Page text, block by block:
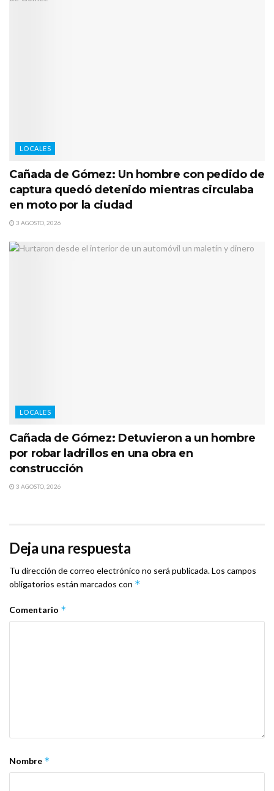
LOCALES
Cañada de Gómez: Un hombre con pedido de
captura quedó detenido mientras circulaba
en moto por la ciudad
3 AGOSTO, 2026
LOCALES
Cañada de Gómez: Detuvieron a un hombre
por robar ladrillos en una obra en
construcción
3 AGOSTO, 2026
Deja una respuesta
Tu dirección de correo electrónico no será publicada.Los campos
obligatorios están marcados con *
Comentario *
Nombre *